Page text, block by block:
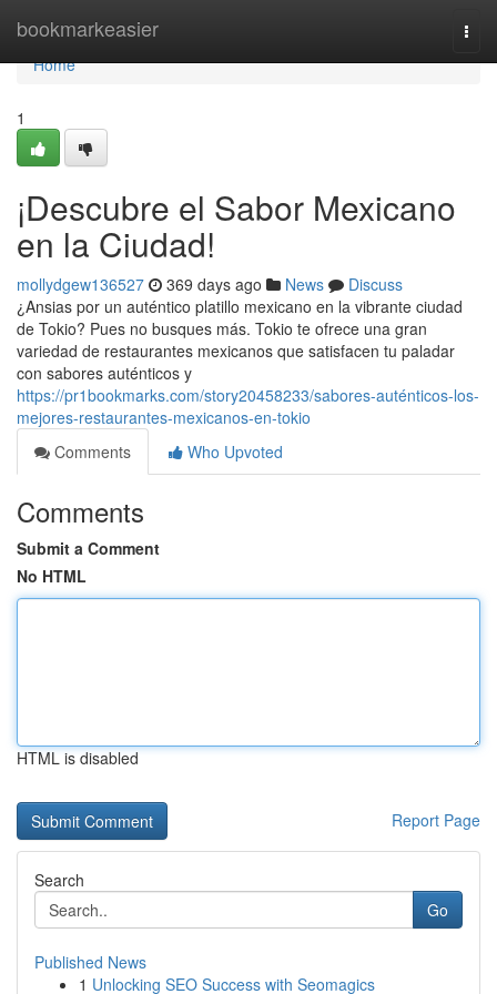
bookmarkeasier
Home
Home
1
¡Descubre el Sabor Mexicano
en la Ciudad!
mollydgew136527 369 days ago News
Discuss
¿Ansias por un auténtico platillo mexicano en la vibrante ciudad
de Tokio? Pues no busques más. Tokio te ofrece una gran
variedad de restaurantes mexicanos que satisfacen tu paladar
con sabores auténticos y
https://pr1bookmarks.com/story20458233/sabores-auténticos-los-
mejores-restaurantes-mexicanos-en-tokio
Comments
Who Upvoted
Comments
Submit a Comment
No HTML
HTML is disabled
Report Page
Search
Go
Published News
1 Unlocking SEO Success with Seomagics